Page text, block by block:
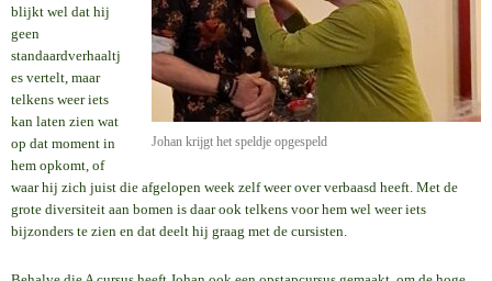
Johan krijgt het speldje opgespeld
blijkt wel dat hij
geen
standaardverhaaltj
es vertelt, maar
telkens weer iets
kan laten zien wat
op dat moment in
hem opkomt, of
waar hij zich juist die afgelopen week zelf weer over verbaasd heeft. Met de
grote diversiteit aan bomen is daar ook telkens voor hem wel weer iets
bijzonders te zien en dat deelt hij graag met de cursisten.